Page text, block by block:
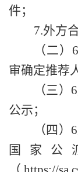
件；
7.外方
（二）
审确定推荐
（三）
公示；
（四）
国家公